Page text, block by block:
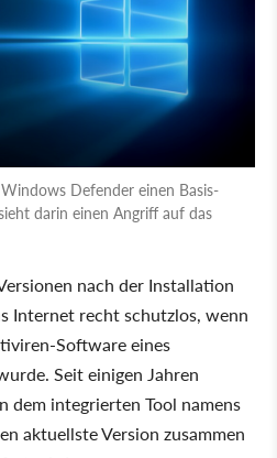
Defender einen Basis-
darin einen Angriff auf das
nach der Installation
Internet recht schutzlos, wenn
Software eines
Seit einigen Jahren
dem integrierten Tool namens
aktuellste Version zusammen